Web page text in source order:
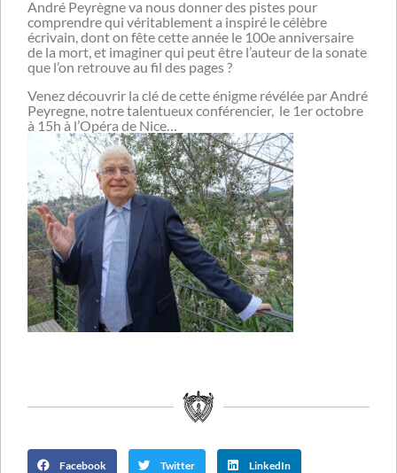
André Peyrègne va nous donner des pistes pour
comprendre qui véritablement a inspiré le célèbre
écrivain, dont on fête cette année le 100e anniversaire
de la mort, et imaginer qui peut être l’auteur de la sonate
que l’on retrouve au fil des pages ?
Venez découvrir la clé de cette énigme révélée par André
Peyregne, notre talentueux conférencier, le 1er octobre
à 15h à l’Opéra de Nice…
Facebook Twitter LinkedIn